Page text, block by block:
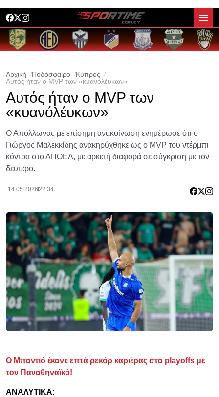
Αρχική Ποδόσφαιρο
Κύπρος
Αυτός ήταν ο MVP των «κυανόλέυκων»
Αυτός ήταν ο MVP των
«κυανόλέυκων»
Ο Απόλλωνας με επίσημη ανακοίνωση ενημέρωσε ότι ο
Γιώργος Μαλεκκίδης ανακηρύχθηκε ως ο MVP του ντέρμπι
κόντρα στο ΑΠΟΕΛ, με αρκετή διαφορά σε σύγκριση με τον
δεύτερο.
14.05.202622:34
Ο Μπαντιό έκανε επτά ρεκόρ καριέρας στα playoffs με
τον Παναθηναϊκό!
ΑΝΑΛΥΤΙΚΑ: